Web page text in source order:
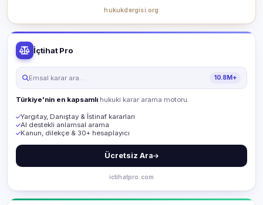
hukukdergisi.org
İçtihat Pro
Emsal karar ara… 10.8M+
Türkiye'nin en kapsamlı hukuki karar arama motoru.
Yargıtay, Danıştay & İstinaf kararları
AI destekli anlamsal arama
Kanun, dilekçe & 30+ hesaplayıcı
Ücretsiz Ara
ictihatpro.com